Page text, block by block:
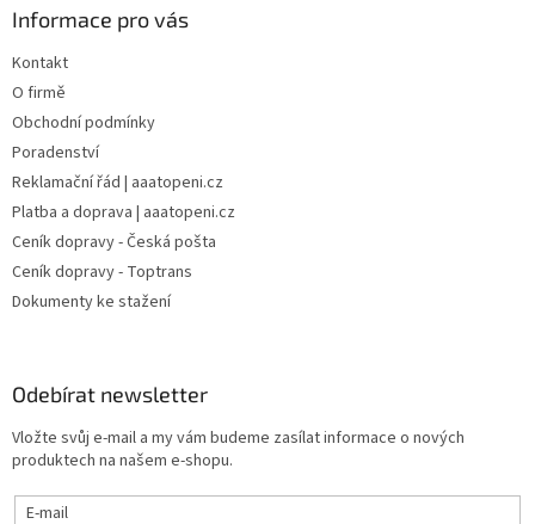
Informace pro vás
Kontakt
O firmě
Obchodní podmínky
Poradenství
Reklamační řád | aaatopeni.cz
Platba a doprava | aaatopeni.cz
Ceník dopravy - Česká pošta
Ceník dopravy - Toptrans
Dokumenty ke stažení
Odebírat newsletter
Vložte svůj e-mail a my vám budeme zasílat informace o nových
produktech na našem e-shopu.
E-mail